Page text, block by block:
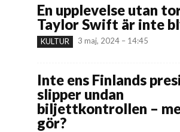
En upplevelse utan
Taylor Swift är inte
KULTUR 3 maj, 2024 – 14:45
Inte ens Finlands
slipper undan
biljettkontrollen –
gör?